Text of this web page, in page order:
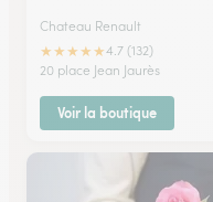
Chateau Renault
★★★★★4.7 (132)
20 place Jean Jaurès
Voir la boutique